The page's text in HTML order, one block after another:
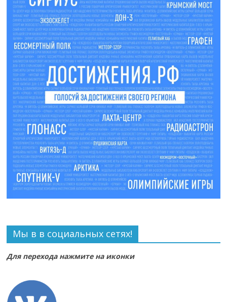
Мы в в социальных сетях!
Для перехода нажмите на иконки